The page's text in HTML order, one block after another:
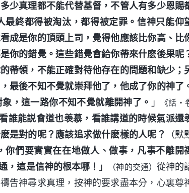
少真理都不能代替基督，不管人有多少恩賜
終都得被淘汰，都得被定罪。信神只能仰
成是你的頂頭上司，覺得他應該比你高、比
你的錯覺。這些錯覺會給你帶來什麽後果呢
帶領，不能正確對待他存在的問題和缺少；
最後不知不覺就崇拜他了，他成了你的神了
，這一路你不知不覺就離開神了。 」
《話・
誰能説會道也羡慕，看誰講道的時候氣派還
是對的呢？應該追求做什麽樣的人呢？
（默
你們要實實在在地做人、做事，凡事不離開
，這是信神的根本哪！ 」 （神的交通） 從神的
告神尋求真理，按神的要求盡本分，心裏尊